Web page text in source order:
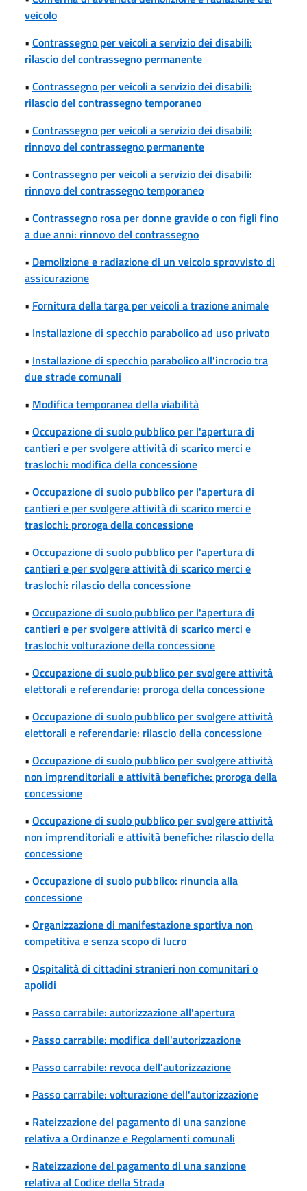
veicolo
• Contrassegno per veicoli a servizio dei disabili:
rilascio del contrassegno permanente
• Contrassegno per veicoli a servizio dei disabili:
rilascio del contrassegno temporaneo
• Contrassegno per veicoli a servizio dei disabili:
rinnovo del contrassegno permanente
• Contrassegno per veicoli a servizio dei disabili:
rinnovo del contrassegno temporaneo
• Contrassegno rosa per donne gravide o con figli fino
a due anni: rinnovo del contrassegno
• Demolizione e radiazione di un veicolo sprovvisto di
assicurazione
• Fornitura della targa per veicoli a trazione animale
• Installazione di specchio parabolico ad uso privato
• Installazione di specchio parabolico all'incrocio tra
due strade comunali
• Modifica temporanea della viabilità
• Occupazione di suolo pubblico per l'apertura di
cantieri e per svolgere attività di scarico merci e
traslochi: modifica della concessione
• Occupazione di suolo pubblico per l'apertura di
cantieri e per svolgere attività di scarico merci e
traslochi: proroga della concessione
• Occupazione di suolo pubblico per l'apertura di
cantieri e per svolgere attività di scarico merci e
traslochi: rilascio della concessione
• Occupazione di suolo pubblico per l'apertura di
cantieri e per svolgere attività di scarico merci e
traslochi: volturazione della concessione
• Occupazione di suolo pubblico per svolgere attività
elettorali e referendarie: proroga della concessione
• Occupazione di suolo pubblico per svolgere attività
elettorali e referendarie: rilascio della concessione
• Occupazione di suolo pubblico per svolgere attività
non imprenditoriali e attività benefiche: proroga della
concessione
• Occupazione di suolo pubblico per svolgere attività
non imprenditoriali e attività benefiche: rilascio della
concessione
• Occupazione di suolo pubblico: rinuncia alla
concessione
• Organizzazione di manifestazione sportiva non
competitiva e senza scopo di lucro
• Ospitalità di cittadini stranieri non comunitari o
apolidi
• Passo carrabile: autorizzazione all'apertura
• Passo carrabile: modifica dell'autorizzazione
• Passo carrabile: revoca dell'autorizzazione
• Passo carrabile: volturazione dell'autorizzazione
• Rateizzazione del pagamento di una sanzione
relativa a Ordinanze e Regolamenti comunali
• Rateizzazione del pagamento di una sanzione
relativa al Codice della Strada